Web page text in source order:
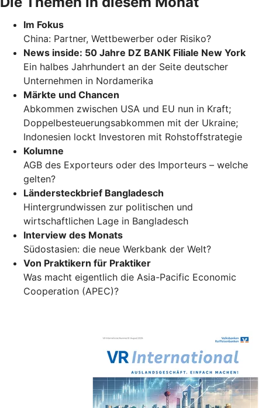
Im Fokus
China: Partner, Wettbewerber oder Risiko?
News inside: 50 Jahre DZ BANK Filiale New York
Ein halbes Jahrhundert an der Seite deutscher
Unternehmen in Nordamerika
Märkte und Chancen
Abkommen zwischen USA und EU nun in Kraft;
Doppelbesteuerungsabkommen mit der Ukraine;
Indonesien lockt Investoren mit Rohstoffstrategie
Kolumne
AGB des Exporteurs oder des Importeurs – welche
gelten?
Ländersteckbrief Bangladesch
Hintergrundwissen zur politischen und
wirtschaftlichen Lage in Bangladesch
Interview des Monats
Südostasien: die neue Werkbank der Welt?
Von Praktikern für Praktiker
Was macht eigentlich die Asia-Pacific Economic
Cooperation (APEC)?